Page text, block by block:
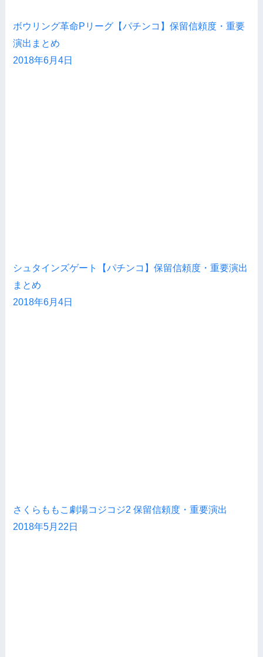
ボウリング革命Pリーグ【パチンコ】保留信頼度・重要
演出まとめ
2018年6月4日
シュタインズゲート【パチンコ】保留信頼度・重要演出
まとめ
2018年6月4日
さくらももこ劇場コジコジ2 保留信頼度・重要演出
2018年5月22日